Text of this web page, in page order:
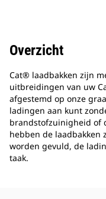
Overzicht
Cat® laadbakken zijn
uitbreidingen van uw
afgestemd op onze
ladingen aan kunt
brandstofzuinigheid of
hebben de laadbakken
worden gevuld, de
taak.